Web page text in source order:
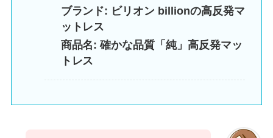
ブランド: ビリオン billionの高反発マ
ットレス
商品名: 確かな品質「純」高反発マッ
トレス